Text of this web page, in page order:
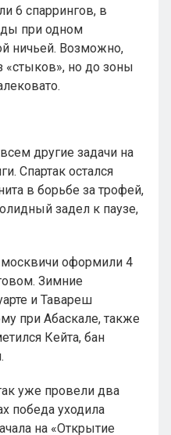
6 спаррингов, в
при одном
ничьей. Возможно,
«стыков», но до зоны
другие задачи на
Спартак остался
в борьбе за трофей,
задел к паузе,
москвичи оформили 4
Зимние
и Тавареш
при Абаскале, также
Кейта, бан
уже провели два
победа уходила
на «Открытие